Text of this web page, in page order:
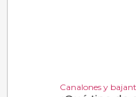
Canalones y